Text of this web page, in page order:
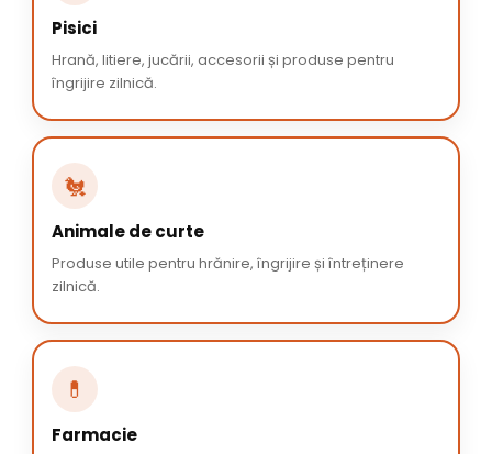
Pisici
Hrană, litiere, jucării, accesorii și produse pentru
îngrijire zilnică.
🐔
Animale de curte
Produse utile pentru hrănire, îngrijire și întreținere
zilnică.
💊
Farmacie